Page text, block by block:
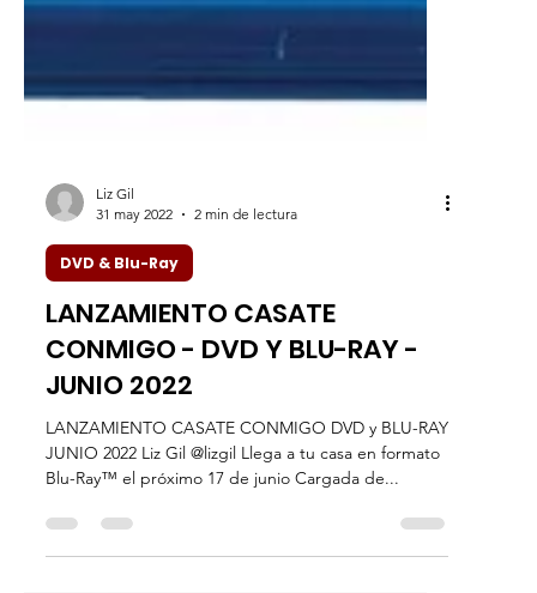
Liz Gil
31 may 2022
LANZAMIENTO CASATE
CONMIGO - DVD Y BLU-RAY -
JUNIO 2022
LANZAMIENTO CASATE CONMIGO DVD y BLU-RAY
JUNIO 2022 Liz Gil @lizgil Llega a tu casa en formato